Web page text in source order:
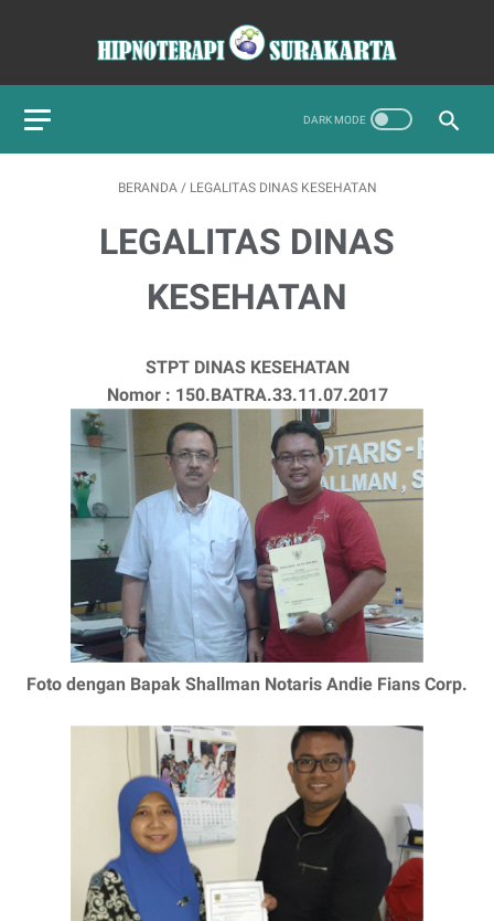
BERANDA / LEGALITAS DINAS KESEHATAN
LEGALITAS DINAS
KESEHATAN
STPT DINAS KESEHATAN
Nomor : 150.BATRA.33.11.07.2017
Foto dengan Bapak Shallman Notaris Andie Fians Corp.